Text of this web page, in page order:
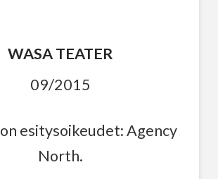
WASA TEATER
09/2015
esitysoikeudet: Agency
North.